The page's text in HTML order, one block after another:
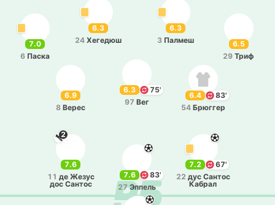
6.5
29 Триф
6.3
24 Хе­ге­дюш
7.0
6 Паска
6.3
3 Палмеш
6.9
8 Верес
6.3
75'
97 Вег
6.4
83'
54 Брю­ггер
7.6
83'
27 Эппель
7.2
67'
22 дус Сантос
Кабрал
7.6
2
11 де Жезус
дос Сантос